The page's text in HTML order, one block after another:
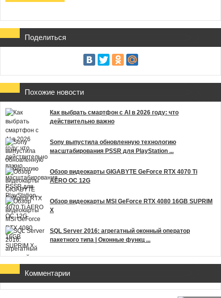
Поделиться
Похожие новости
Как выбрать смартфон с AI в 2026 году: что
действительно важно
Sony выпустила обновленную технологию
масштабирования PSSR для PlayStation ...
Обзор видеокарты GIGABYTE GeForce RTX 4070 Ti
AERO OC 12G
Обзор видеокарты MSI GeForce RTX 4080 16GB SUPRIM
X
SQL Server 2016: агрегатный оконный оператор
пакетного типа | Оконные функц ...
Комментарии